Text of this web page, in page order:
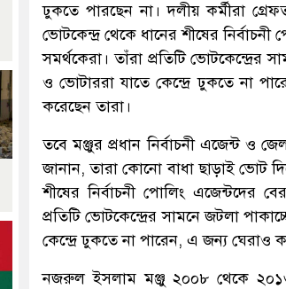
ঢুকতে পারছেন না। দলীয় কর্মীরা
ভোটকেন্দ্র থেকে ধানের শীষের
সমর্থকেরা। তাঁরা প্রতিটি
ও ভোটাররা যাতে কেন্দ্রে ঢুকতে না
করেছেন তারা।
তবে মঞ্জুর প্রধান নির্বাচনী এজেন্ট ও
জানান, তারা কোনো বাধা ছাড়াই ভোট
শীষের নির্বাচনী পোলিং এজেন্টদের
প্রতিটি ভোটকেন্দ্রের সামনে জটলা
কেন্দ্রে ঢুকতে না পারেন, এ জন্য ঘেরাও
নজরুল ইসলাম মঞ্জু ২০০৮ থেকে